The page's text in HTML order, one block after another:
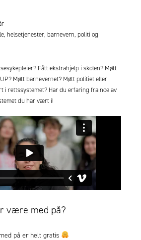
helsetjenester, barnevern, politi og
Fått ekstrahjelp i skolen? Møtt
Møtt barnevernet? Møtt politiet eller
i rettssystemet? Har du erfaring fra noe av
du har vært i!
være med på?
på er helt gratis